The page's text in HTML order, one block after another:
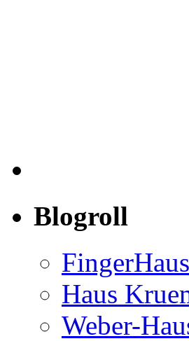
Blogroll
Haus
Weber-